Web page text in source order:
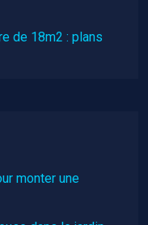
de 18m2 : plans
monter une